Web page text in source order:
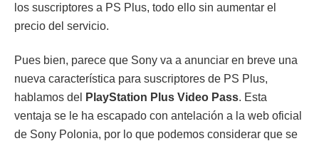
los suscriptores a PS Plus, todo ello sin aumentar el
precio del servicio.
Pues bien, parece que Sony va a anunciar en breve una
nueva característica para suscriptores de PS Plus,
hablamos del
PlayStation Plus Video Pass. Esta
ventaja se le ha escapado con antelación a la web oficial
de Sony Polonia, por lo que podemos considerar que se